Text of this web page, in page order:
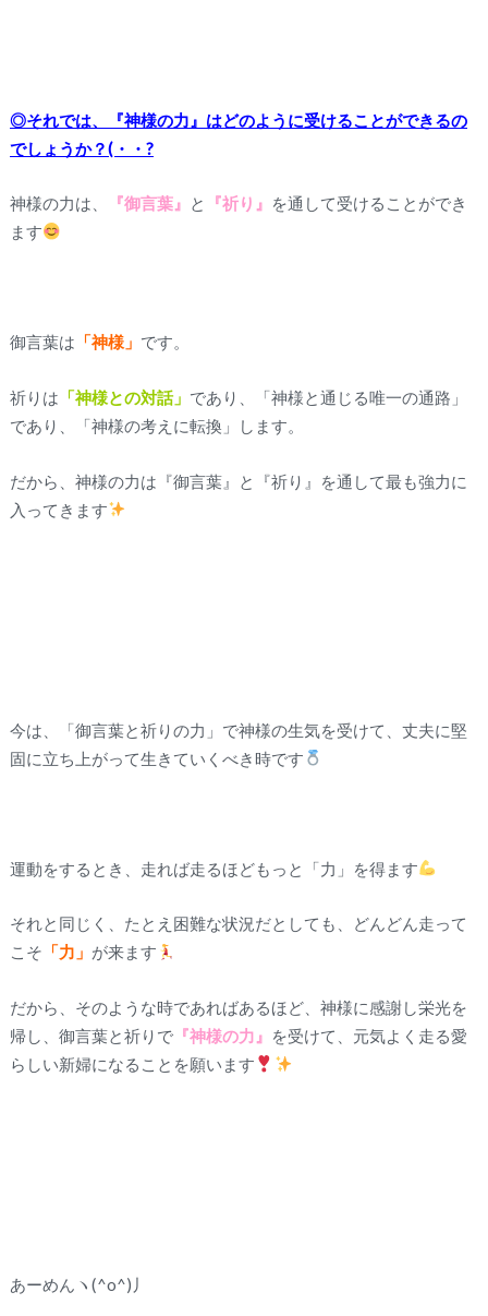
◎それでは、『神様の力』はどのように受けることができるの
でしょうか？(・・?
神様の力は、 『御言葉』 と 『祈り』 を通して受けることができ
ます
御言葉は 「神様」 です。
祈りは 「神様との対話」 であり、「神様と通じる唯一の通路」
であり、「神様の考えに転換」します。
だから、神様の力は『御言葉』と『祈り』を通して最も強力に
入ってきます
今は、「御言葉と祈りの力」で神様の生気を受けて、丈夫に堅
固に立ち上がって生きていくべき時です
運動をするとき、走れば走るほどもっと「力」を得ます
それと同じく、たとえ困難な状況だとしても、どんどん走って
こそ 「力」 が来ます
だから、そのような時であればあるほど、神様に感謝し栄光を
帰し、御言葉と祈りで『神様の力』 を受けて、元気よく走る愛
らしい新婦になることを願います
あーめんヽ(^o^)丿